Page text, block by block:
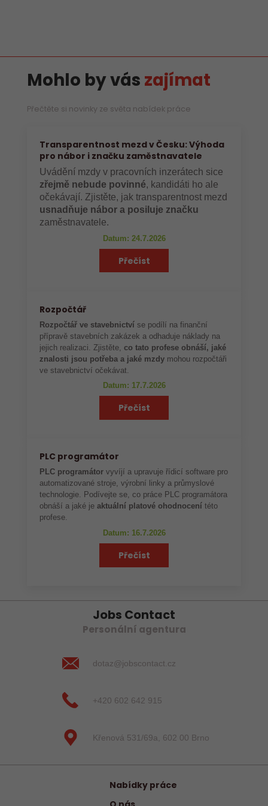
Mohlo by vás zajímat
Přečtěte si novinky ze světa nabídek práce
Transparentnost mezd v Česku: Výhoda
pro nábor i značku zaměstnavatele
Uvádění mzdy v pracovních inzerátech sice
zřejmě nebude povinné, kandidáti ho ale
očekávají. Zjistěte, jak transparentnost mezd
usnadňuje nábor a posiluje značku
zaměstnavatele.
Datum: 24.7.2026
Přečíst
Rozpočtář
Rozpočtář ve stavebnictví se podílí na finanční
přípravě stavebních zakázek a odhaduje náklady na
jejich realizaci. Zjistěte,co tato profese obnáší, jaké
znalosti jsou potřeba a jaké mzdy mohou rozpočtáři
ve stavebnictví očekávat.
Datum: 17.7.2026
Přečíst
PLC programátor
PLC programátor vyvíjí a upravuje řídicí software pro
automatizované stroje, výrobní linky a průmyslové
technologie. Podívejte se, co práce PLC programátora
obnáší a jaké je aktuální platové ohodnocení této
profese.
Datum: 16.7.2026
Přečíst
Jobs Contact
Personální agentura
dotaz@jobscontact.cz
+420 602 642 915
Křenová 531/69a, 602 00 Brno
Nabídky práce